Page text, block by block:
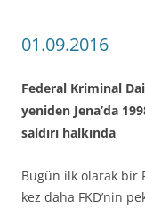
01.09.2016
Federal Kriminal
yeniden Jena’da
saldırı halkında
Bugün ilk olarak bir
kez daha FKD’nin